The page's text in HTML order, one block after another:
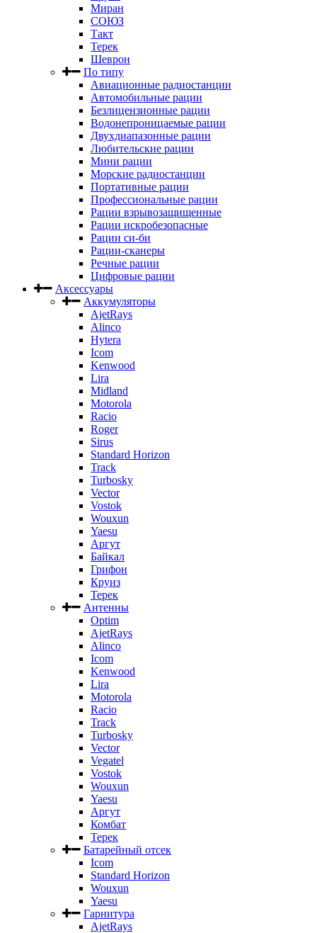
Миран
СОЮЗ
Такт
Терек
Шеврон
По типу
Авиационные радиостанции
Автомобильные рации
Безлицензионные рации
Водонепроницаемые рации
Двухдиапазонные рации
Любительские рации
Мини рации
Морские радиостанции
Портативные рации
Профессиональные рации
Рации взрывозащищенные
Рации искробезопасные
Рации си-би
Рации-сканеры
Речные рации
Цифровые рации
Аксессуары
Аккумуляторы
AjetRays
Alinco
Hytera
Icom
Kenwood
Lira
Midland
Motorola
Racio
Roger
Sirus
Standard Horizon
Track
Turbosky
Vector
Vostok
Wouxun
Yaesu
Аргут
Байкал
Грифон
Круиз
Терек
Антенны
Optim
AjetRays
Alinco
Icom
Kenwood
Lira
Motorola
Racio
Track
Turbosky
Vector
Vegatel
Vostok
Wouxun
Yaesu
Аргут
Комбат
Терек
Батарейный отсек
Icom
Standard Horizon
Wouxun
Yaesu
Гарнитура
AjetRays